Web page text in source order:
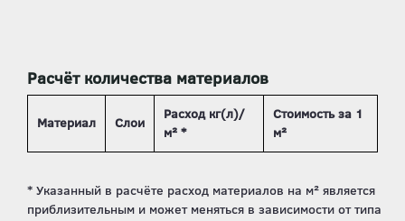
Расчёт количества материалов
Материал Слои
Расход кг(л)/
м² *
Стоимость за 1
м²